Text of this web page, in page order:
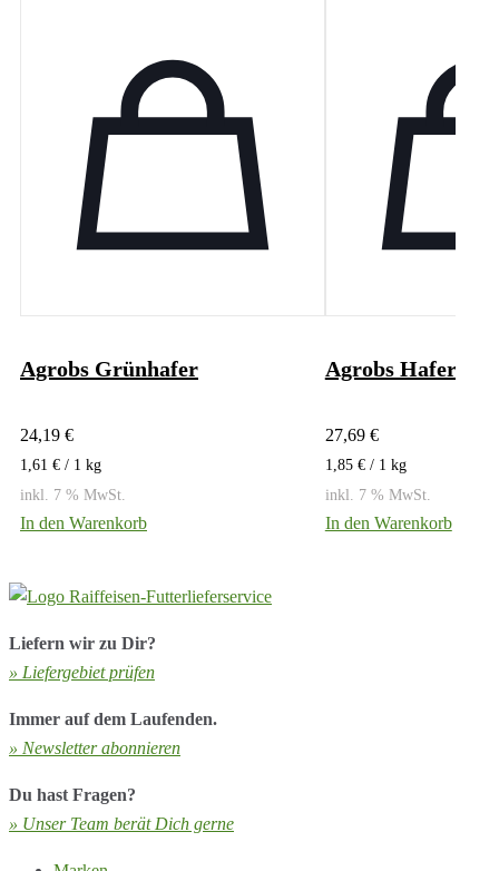
Agrobs Grünhafer
24,19 €
1,61 € / 1 kg
inkl. 7 % MwSt.
In den Warenkorb
Agrobs
27,69 €
1,85 € / 1 kg
inkl. 7 % MwSt.
In den Warenkorb
Liefern wir zu Dir?
» Liefergebiet prüfen
Immer auf dem Laufenden.
» Newsletter abonnieren
Du hast Fragen?
» Unser Team berät Dich gerne